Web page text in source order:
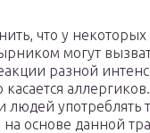
что у
могут
разной
касается
людей употреблять
на основе данной